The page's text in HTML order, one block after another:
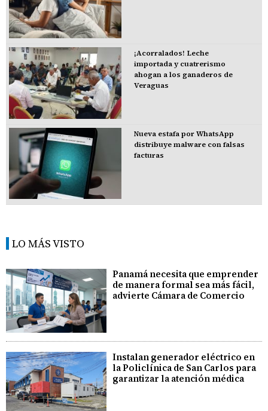
¡Acorralados! Leche
importada y cuatrerismo
ahogan a los ganaderos de
Veraguas
Nueva estafa por WhatsApp
distribuye malware con falsas
facturas
LO MÁS VISTO
Panamá necesita que emprender
de manera formal sea más fácil,
advierte Cámara de Comercio
Instalan generador eléctrico en
la Policlínica de San Carlos para
garantizar la atención médica